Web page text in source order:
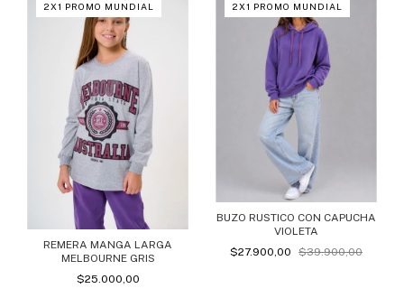
2X1 PROMO MUNDIAL
REMERA MANGA LARGA
MELBOURNE GRIS
$25.000,00
2X1 PROMO MUNDIAL
BUZO RUSTICO CON CAPUCHA
VIOLETA
$27.900,00
$39.900,00